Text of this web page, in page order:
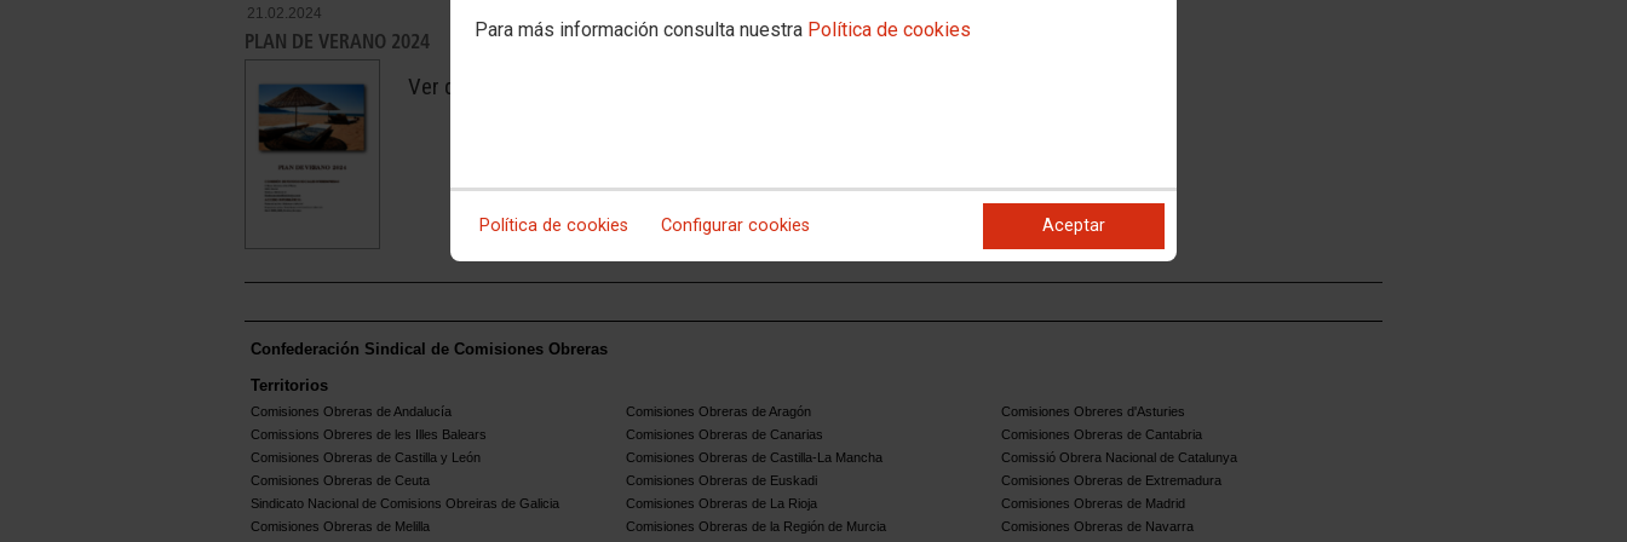
Para más información consulta nuestra Política de cookies
Política de cookies Configurar cookies Aceptar
21.02.2024
PLAN DE VERANO 2024
Ver documento
Confederación Sindical de Comisiones Obreras
Territorios
Comisiones Obreras de Andalucía Comisiones Obreras de Aragón
Comisiones Obreres d'Asturies
Comissions Obreres de les Illes Balears
Comisiones Obreras de Canarias
Comisiones Obreras de Cantabria
Comisiones Obreras de Castilla y León
Comisiones Obreras de Castilla-La Mancha
Comissió Obrera Nacional de Catalunya
Comisiones Obreras de Ceuta
Comisiones Obreras de Euskadi
Comisiones Obreras de Extremadura
Sindicato Nacional de Comisions Obreiras de Galicia
Comisiones Obreras de La Rioja
Comisiones Obreras de Madrid
Comisiones Obreras de Melilla
Comisiones Obreras de la Región de Murcia Comisiones Obreras de Navarra